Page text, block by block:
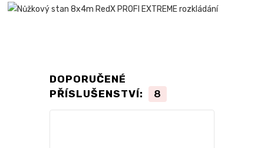
DOPORUČENÉ
PŘÍSLUŠENSTVÍ:
8